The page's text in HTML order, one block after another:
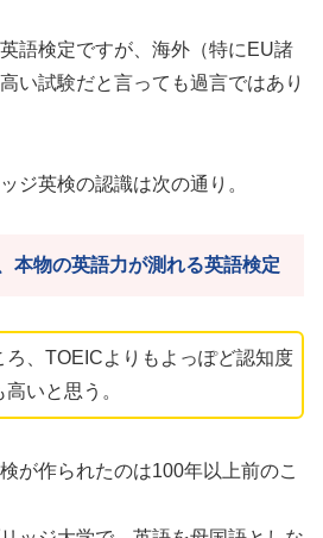
語検定ですが、海外（特にEU諸
い試験だと言っても過言ではあり
ジ英検の認識は次の通り。
本物の英語力が測れる英語検定
ろ、TOEICよりもよっぽど認知度
いと思う。
が作られたのは100年以上前のこ